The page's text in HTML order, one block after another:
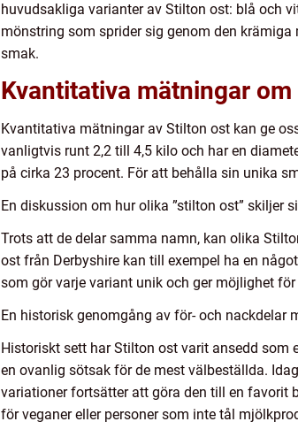
huvudsakliga varianter av Stilton ost: blå och
mönstring som sprider sig genom den
smak.
Kvantitativa mätningar om
Kvantitativa mätningar av Stilton ost kan ge
vanligtvis runt 2,2 till 4,5 kilo och har en
på cirka 23 procent. För att behålla sin unika
En diskussion om hur olika ”stilton ost” skiljer
Trots att de delar samma namn, kan olika
ost från Derbyshire kan till exempel ha en
som gör varje variant unik och ger möjlighet
En historisk genomgång av för- och nackdelar
Historiskt sett har Stilton ost varit ansedd som
en ovanlig sötsak för de mest välbeställda.
variationer fortsätter att göra den till en favorit
för veganer eller personer som inte tål